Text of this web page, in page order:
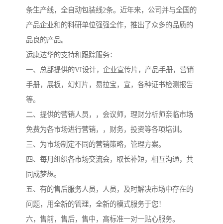
条生产线，全自动包装线2条。近年来，公司并与全国的
产品企业和的科研单位强强全作，推出了众多的品质的
品良的产品。
运康达华的支持和跟踪服务：
一、总部提供的VI设计，企业宣传片，产品手册，营销
手册，展板，幻灯片，易拉宝，宣，各种证书检测报告
等。
二、提供的营销人员，，会议师，理财分析师亲临市场
免费为各市场进行营销，，财务，投资等各项培训。
三、为市场制定不同的营销策略，管理方案。
四、每月组织各市场交流会，取长补短，相互沟通，共
同成梦想。
五、有的售后服务人员，人员，及时解决市场中存在的
问题，用全新的管理，全新的模式服务于您！
六，售前，售后，售中，高标准一对一贴心服务。